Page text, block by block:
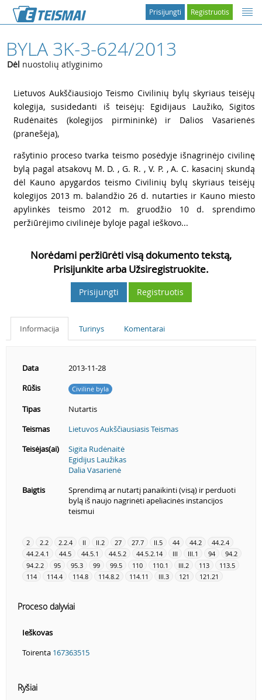
Registruotis
Prisijungti
BYLA 3K-3-624/2013
Dėl nuostolių atlyginimo
Lietuvos Aukščiausiojo Teismo Civilinių bylų skyriaus teisėjų
kolegija, susidedanti iš teisėjų: Egidijaus Laužiko, Sigitos
Rudėnaitės (kolegijos pirmininkė) ir Dalios Vasarienės
(pranešėja),
rašytinio proceso tvarka teismo posėdyje išnagrinėjo civilinę
bylą pagal atsakovų M. D. , G. R. , V. P. , A. C. kasacinį skundą
dėl Kauno apygardos teismo Civilinių bylų skyriaus teisėjų
kolegijos 2013 m. balandžio 26 d. nutarties ir Kauno miesto
apylinkės teismo 2012 m. gruodžio 10 d. sprendimo
peržiūrėjimo civilinėje byloje pagal ieškovo...
Norėdami peržiūrėti visą dokumento tekstą,
Prisijunkite arba Užsiregistruokite.
Prisijungti Registruotis
Informacija Turinys Komentarai
Data
2013-11-28
Rūšis
Civilinė byla
Tipas
Nutartis
Teismas
Lietuvos Aukščiausiasis Teismas
Teisėjas(ai)
Sigita Rudėnaitė
Egidijus Laužikas
Dalia Vasarienė
Baigtis
Sprendimą ar nutartį panaikinti (visą) ir perduoti
bylą iš naujo nagrinėti apeliacinės instancijos
teismui
2 2.2 2.2.4 II II.2 27 27.7 II.5 44 44.2
44.2.4
44.2.4.1
44.5 44.5.1 44.5.2 44.5.2.14 III III.1 94
94.2
94.2.2
95 95.3 99 99.5 110 110.1 III.2 113
113.5
114
114.4 114.8 114.8.2 114.11 III.3 121 121.21
Proceso dalyviai
Ieškovas
Toirenta 167363515
Ryšiai